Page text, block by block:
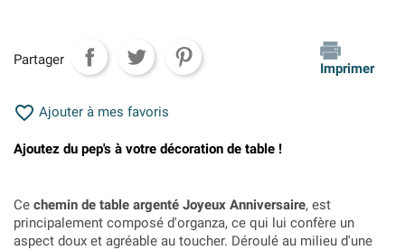
Partager
Imprimer
 Ajouter à mes favoris
Ajoutez du pep's à votre décoration de table !
Ce chemin de table argenté Joyeux Anniversaire, est
principalement composé d'organza, ce qui lui confère un
aspect doux et agréable au toucher. Déroulé au milieu d'une